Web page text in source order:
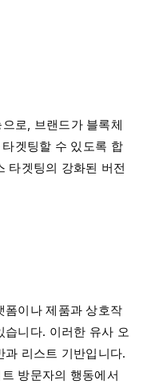
로, 브랜드가 블록체
겟팅할 수 있도록 합
타겟팅의 강화된 버전
폼이나 제품과 상호작
습니다. 이러한 유사 오
과 리스트 기반입니다.
방문자의 행동에서